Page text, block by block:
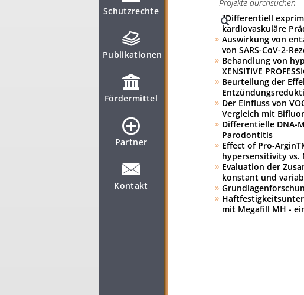
Schutzrechte
Publikationen
Fördermittel
Partner
Kontakt
"Differentiell
kardiovaskuläre
Auswirkung von
von SARS-CoV-2-
Behandlung von
XENSITIVE
Beurteilung der
Der Einfluss von
Vergleich mit
Differentielle DNA-
Parodontitis
Effect of Pro-
hypersensitivity vs.
Evaluation der
konstant und
mit Megafill MH -